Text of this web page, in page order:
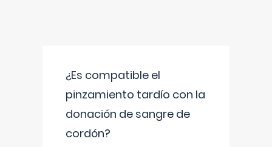
¿Es compatible el
pinzamiento tardío con la
donación de sangre de
cordón?